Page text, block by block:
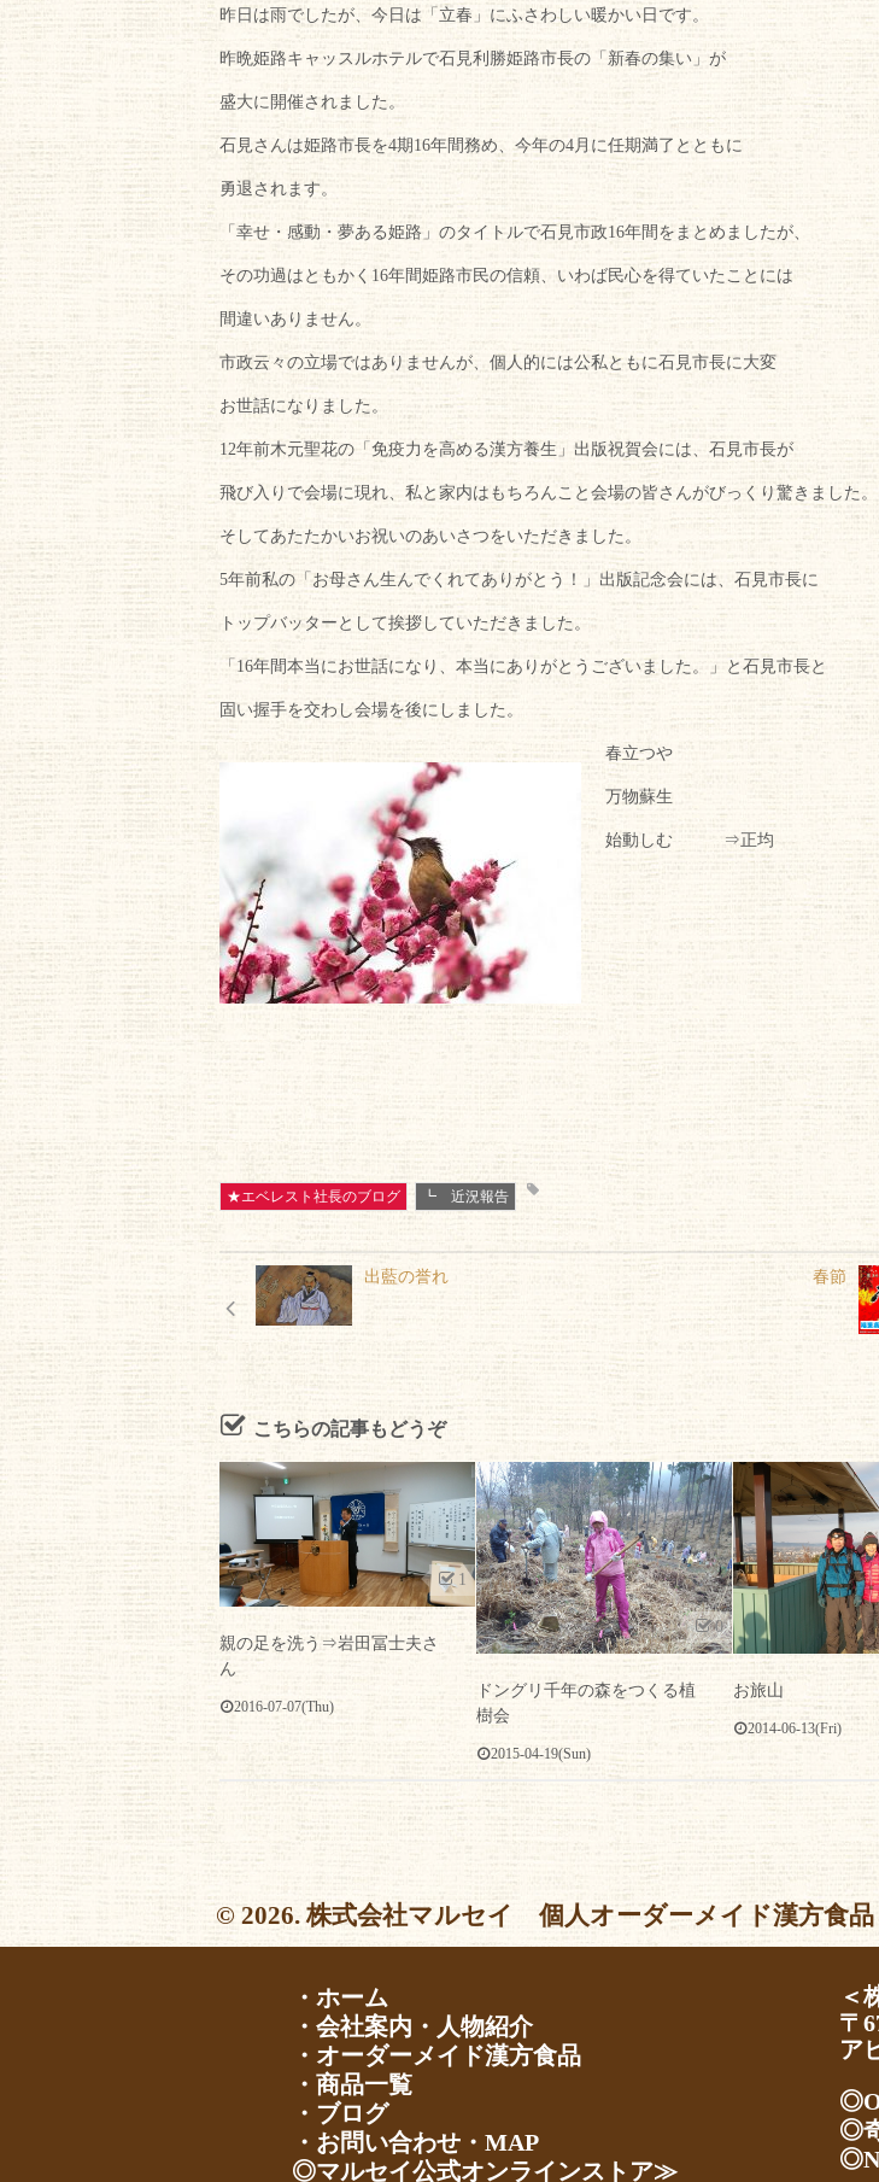
昨日は雨でしたが、今日は「立春」にふさわしい暖かい日です。
昨晩姫路キャッスルホテルで石見利勝姫路市長の「新春の集い」が
盛大に開催されました。
石見さんは姫路市長を4期16年間務め、今年の4月に任期満了とともに
勇退されます。
「幸せ・感動・夢ある姫路」のタイトルで石見市政16年間をまとめましたが、
その功過はともかく16年間姫路市民の信頼、いわば民心を得ていたことには
間違いありません。
市政云々の立場ではありませんが、個人的には公私ともに石見市長に大変
お世話になりました。
12年前木元聖花の「免疫力を高める漢方養生」出版祝賀会には、石見市長が
飛び入りで会場に現れ、私と家内はもちろんこと会場の皆さんがびっくり驚きました。
そしてあたたかいお祝いのあいさつをいただきました。
5年前私の「お母さん生んでくれてありがとう！」出版記念会には、石見市長に
トップバッターとして挨拶していただきました。
「16年間本当にお世話になり、本当にありがとうございました。」と石見市長と
固い握手を交わし会場を後にしました。
春立つや
万物蘇生
始動しむ ⇒正均
★エベレスト社長のブログ ┗ 近況報告
出藍の誉れ 春節
こちらの記事もどうぞ
1
親の足を洗う⇒岩田冨士夫さ
ん
2016-07-07(Thu)
0
ドングリ千年の森をつくる植
樹会
2015-04-19(Sun)
お旅山
2014-06-13(Fri)
© 2026. 株式会社マルセイ 個人オーダーメイド漢方食品
・ホーム
・会社案内・人物紹介
・オーダーメイド漢方食品
・商品一覧
・ブログ
・お問い合わせ・MAP
◎マルセイ公式オンラインストア≫
＜
〒
ア
◎